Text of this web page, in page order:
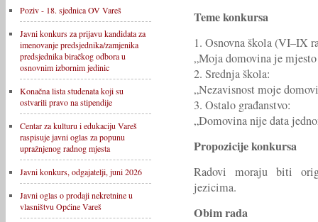
Poziv - 18. sjednica OV Vareš
Javni konkurs za prijavu kandidata za
imenovanje predsjednika/zamjenika
predsjednika biračkog odbora u
osnovnim izbornim jedinic
Konačna lista studenata koji su
ostvarili pravo na stipendije
Centar za kulturu i edukaciju Vareš
raspisuje javni oglas za popunu
upražnjenog radnog mjesta
Javni konkurs, odgajatelji, juni 2026
Javni oglas o prodaji nekretnine u
vlasništvu Općine Vareš
Teme konkursa
1. Osnovna škola (VI–IX
„Moja domovina je
2. Srednja škola:
„Nezavisnost moje
3. Ostalo građanstvo:
„Domovina nije data
Propozicije konkursa
Radovi moraju biti
jezicima.
Obim rada